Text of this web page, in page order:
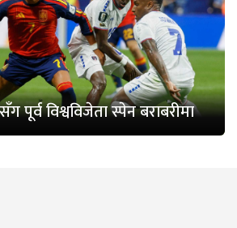
पूर्व विश्वविजेता स्पेन बराबरीमा